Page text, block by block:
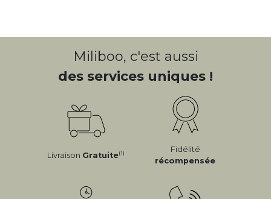
Miliboo, c'est aussi
des services uniques !
Livraison Gratuite(1)
Fidélité
récompensée